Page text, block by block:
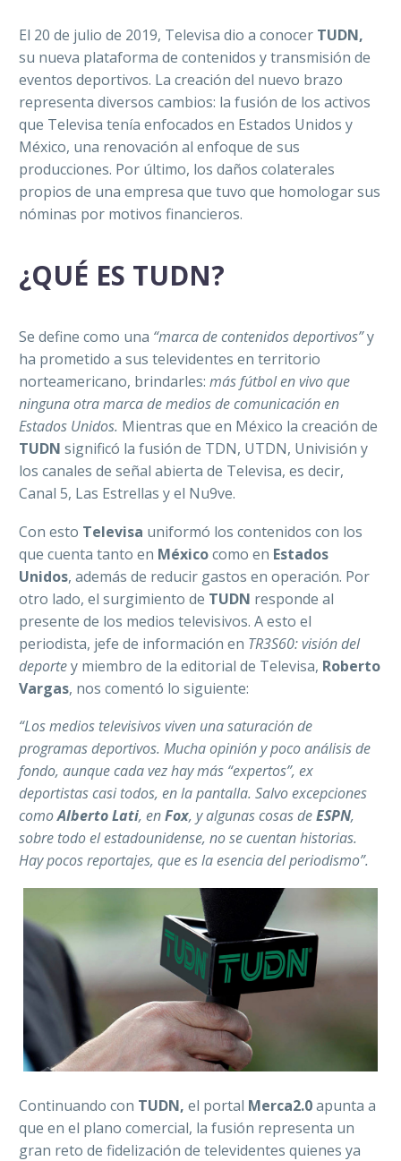
El 20 de julio de 2019, Televisa dio a conocer TUDN,
su nueva plataforma de contenidos y transmisión de
eventos deportivos. La creación del nuevo brazo
representa diversos cambios: la fusión de los activos
que Televisa tenía enfocados en Estados Unidos y
México, una renovación al enfoque de sus
producciones. Por último, los daños colaterales
propios de una empresa que tuvo que homologar sus
nóminas por motivos financieros.
¿QUÉ ES TUDN?
Se define como una “marca de contenidos deportivos”y
ha prometido a sus televidentes en territorio
norteamericano, brindarles: más fútbol en vivo que
ninguna otra marca de medios de comunicación en
Estados Unidos. Mientras que en México la creación de
TUDN significó la fusión de TDN, UTDN, Univisión y
los canales de señal abierta de Televisa, es decir,
Canal 5, Las Estrellas y el Nu9ve.
Con esto Televisa uniformó los contenidos con los
que cuenta tanto en Méxicocomo en Estados
Unidos, además de reducir gastos en operación. Por
otro lado, el surgimiento de TUDN responde al
presente de los medios televisivos. A esto el
periodista, jefe de información en TR3S60: visión del
deportey miembro de la editorial de Televisa, Roberto
Vargas, nos comentó lo siguiente:
“Los medios televisivos viven una saturación de
programas deportivos. Mucha opinión y poco análisis de
fondo, aunque cada vez hay más “expertos”, ex
deportistas casi todos, en la pantalla. Salvo excepciones
comoAlberto Lati, enFox, y algunas cosas deESPN,
sobre todo el estadounidense, no se cuentan historias.
Hay pocos reportajes, que es la esencia del periodismo”.
Continuando con TUDN, el portal Merca2.0apunta a
que en el plano comercial, la fusión representa un
gran reto de fidelización de televidentes quienes ya